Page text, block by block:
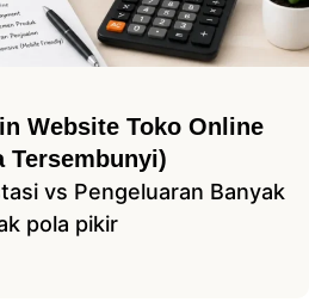
Website Toko Online
Tersembunyi)
vs Pengeluaran Banyak
pola pikir